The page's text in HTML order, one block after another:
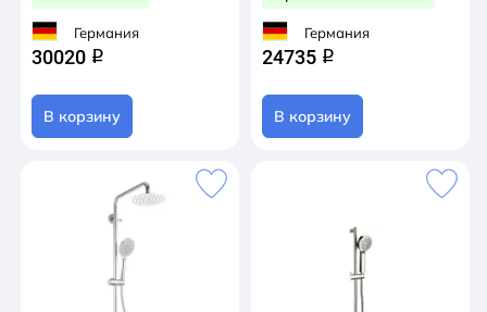
Германия
30020 q
В корзину
Германия
24735 q
В корзину